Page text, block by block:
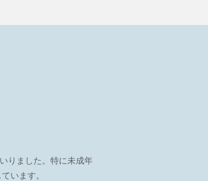
りました。特に未成年
います。